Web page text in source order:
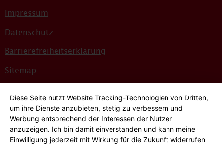
Impressum
Datenschutz
Barrierefreiheitserklärung
Sitemap
Hinweisgeber*innensystem
Cookie-Einstellungen
Diese Seite nutzt Website Tracking-Technologien von Dritten,
um ihre Dienste anzubieten, stetig zu verbessern und
Werbung entsprechend der Interessen der Nutzer
anzuzeigen. Ich bin damit einverstanden und kann meine
Einwilligung jederzeit mit Wirkung für die Zukunft widerrufen